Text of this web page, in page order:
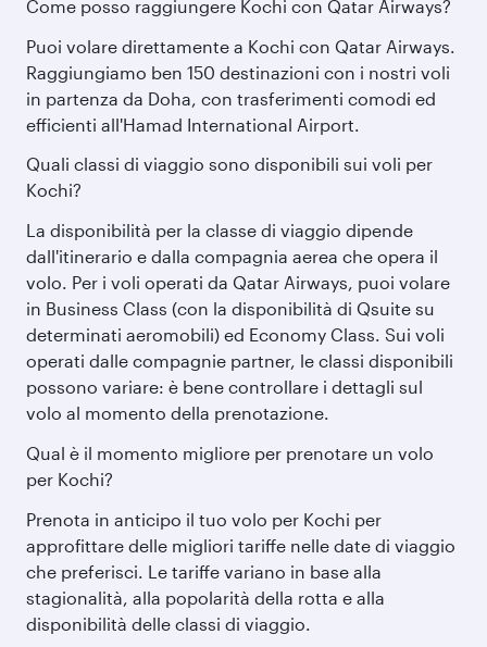
Come posso raggiungere Kochi con Qatar Airways?
Puoi volare direttamente a Kochi con Qatar Airways.
Raggiungiamo ben 150 destinazioni con i nostri voli
in partenza da Doha, con trasferimenti comodi ed
efficienti all'Hamad International Airport.
Quali classi di viaggio sono disponibili sui voli per
Kochi?
La disponibilità per la classe di viaggio dipende
dall'itinerario e dalla compagnia aerea che opera il
volo. Per i voli operati da Qatar Airways, puoi volare
in Business Class (con la disponibilità di Qsuite su
determinati aeromobili) ed Economy Class. Sui voli
operati dalle compagnie partner, le classi disponibili
possono variare: è bene controllare i dettagli sul
volo al momento della prenotazione.
Qual è il momento migliore per prenotare un volo
per Kochi?
Prenota in anticipo il tuo volo per Kochi per
approfittare delle migliori tariffe nelle date di viaggio
che preferisci. Le tariffe variano in base alla
stagionalità, alla popolarità della rotta e alla
disponibilità delle classi di viaggio.